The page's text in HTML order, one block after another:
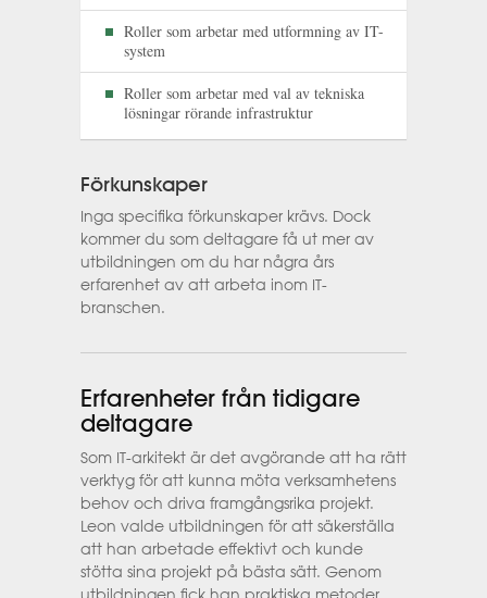
Roller som arbetar med utformning av IT-
system
Roller som arbetar med val av tekniska
lösningar rörande infrastruktur
Förkunskaper
Inga specifika förkunskaper krävs. Dock
kommer du som deltagare få ut mer av
utbildningen om du har några års
erfarenhet av att arbeta inom IT-
branschen.
Erfarenheter från tidigare
deltagare
Som IT-arkitekt är det avgörande att ha rätt
verktyg för att kunna möta verksamhetens
behov och driva framgångsrika projekt.
Leon valde utbildningen för att säkerställa
att han arbetade effektivt och kunde
stötta sina projekt på bästa sätt. Genom